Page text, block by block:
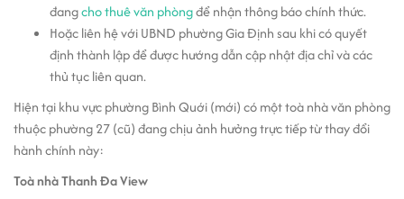
đangcho thuê văn phòngđể nhận thông báo chính thức.
Hoặc liên hệ với UBND phường Gia Định sau khi có quyết
định thành lập để được hướng dẫn cập nhật địa chỉ và các
thủ tục liên quan.
Hiện tại khu vực phường Bình Quới (mới) có một toà nhà văn phòng
thuộc phường 27 (cũ) đang chịu ảnh hưởng trực tiếp từ thay đổi
hành chính này:
Toà nhà Thanh Đa View